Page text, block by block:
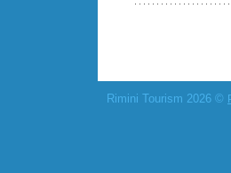
Rimini Tourism 2026 ©